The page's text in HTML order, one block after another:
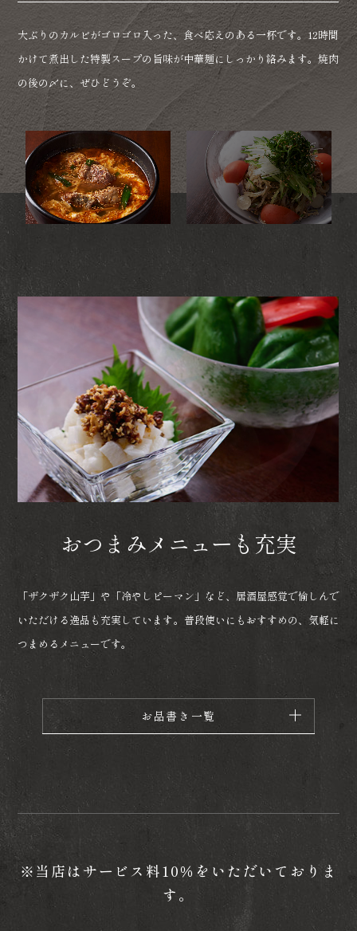
大ぶりのカルビがゴロゴロ入った、食べ応えのある一杯です。12時間
かけて煮出した特製スープの旨味が中華麺にしっかり絡みます。焼肉
の後の〆に、ぜひどうぞ。
しその香りがふわりと広がる、汁なしタイプの恵家特製冷麺です。
凍らせた器に氷状のスープを注ぐことでひんやり感が長続きし、 暑
い日にぴったりと常連様からもご好評いただいています。
※レギュラーサイズは麺半玉 （1玉サイズも有）
おつまみメニューも充実
「ザクザク山芋」や「冷やしピーマン」など、居酒屋感覚で愉しんで
いただける逸品も充実しています。普段使いにもおすすめの、気軽に
つまめるメニューです。
お品書き一覧
※当店はサービス料10％をいただいておりま
す。